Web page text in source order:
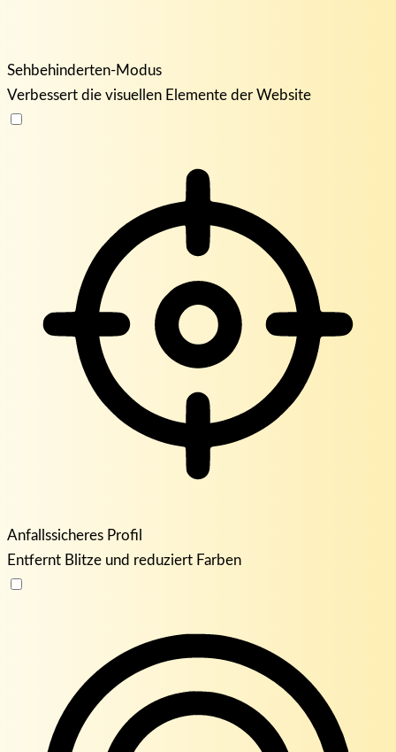
Sehbehinderten-Modus
Verbessert die visuellen Elemente der Website
Anfallssicheres Profil
Entfernt Blitze und reduziert Farben